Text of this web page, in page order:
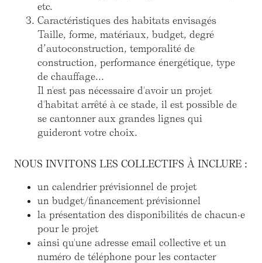
etc.
Caractéristiques des habitats envisagés
Taille, forme, matériaux, budget, degré
d’autoconstruction, temporalité de
construction, performance énergétique, type
de chauffage...
Il n'est pas nécessaire d'avoir un projet
d'habitat arrêté à ce stade, il est possible de
se cantonner aux grandes lignes qui
guideront votre choix.
NOUS INVITONS LES COLLECTIFS À INCLURE :
un calendrier prévisionnel de projet
un budget/financement prévisionnel
la présentation des disponibilités de chacun·e
pour le projet
ainsi qu'une adresse email collective et un
numéro de téléphone pour les contacter